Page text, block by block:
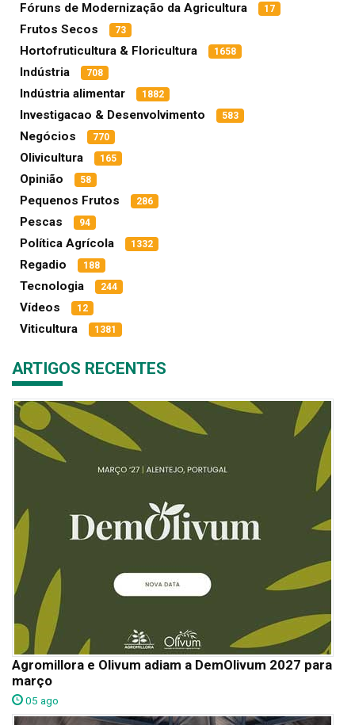
Fóruns de Modernização da Agricultura 17
Frutos Secos 73
Hortofruticultura & Floricultura 1658
Indústria 708
Indústria alimentar 1882
Investigacao & Desenvolvimento 583
Negócios 770
Olivicultura 165
Opinião 58
Pequenos Frutos 286
Pescas 94
Política Agrícola 1332
Regadio 188
Tecnologia 244
Vídeos 12
Viticultura 1381
ARTIGOS RECENTES
Agromillora e Olivum adiam a DemOlivum 2027 para
março
05 ago